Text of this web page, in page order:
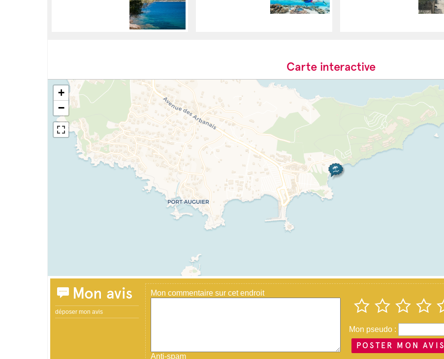
Crédit photo : Hyères Tourisme
Carte interactive
+
−
Mon avis
déposer mon avis
Mon commentaire sur cet endroit
Anti-spam
Mon pseudo :
POSTER MON AVIS